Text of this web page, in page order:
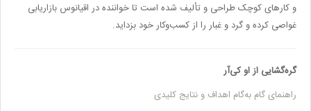
و کارهای کوچک طراحی و تألیف شده است تا خواننده در اقیانوس بازاریابی
غواصی کرده و گرد و غبار را از کسب‌وکار خود بزداید.
گره‌گشایی از او کی‌آر
راهنمای گام به‌گام اهداف و نتایج کلیدی